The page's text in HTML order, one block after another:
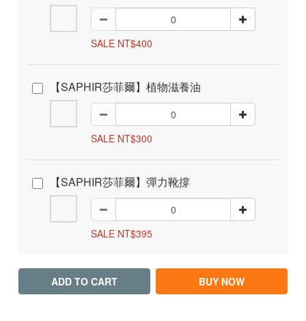
SALE NT$400
【SAPHIR莎菲爾】植物滋養油
SALE NT$300
【SAPHIR莎菲爾】彈力靴撐
SALE NT$395
ADD TO CART BUY NOW